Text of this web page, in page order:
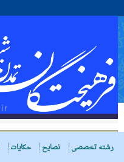
رشته تخصصی
نصایح حکایات